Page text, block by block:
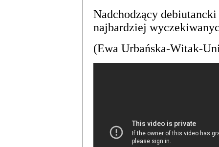
Nadchodzący
najbardziej
(Ewa Urbańska-Witak-